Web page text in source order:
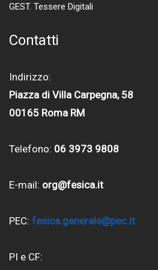
GEST. Tessere Digitali
Contatti
Indirizzo:
Piazza di Villa Carpegna, 58
00165 Roma RM
Telefono: 06 3973 9808
E-mail: org@fesica.it
PEC: fesica.generale@pec.it
PI e CF: